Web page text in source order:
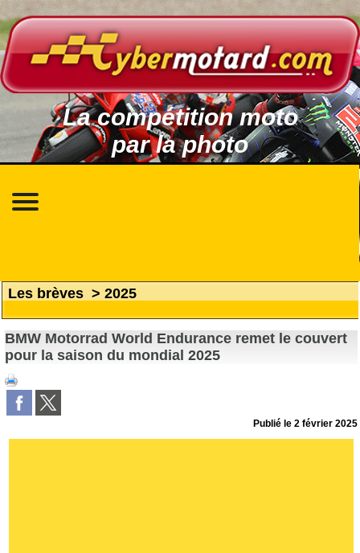
La compétition moto
par la photo
Les brèves > 2025
BMW Motorrad World Endurance remet le couvert
pour la saison du mondial 2025
Publié le2 février 2025